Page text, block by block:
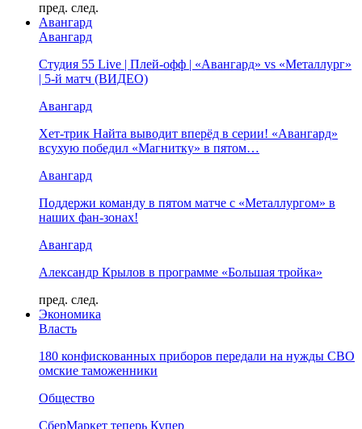
пред. след.
Авангард
Авангард
Студия 55 Live | Плей-офф | «Авангард» vs «Металлург»
| 5-й матч (ВИДЕО)
Авангард
Хет-трик Найта выводит вперёд в серии! «Авангард»
всухую победил «Магнитку» в пятом…
Авангард
Поддержи команду в пятом матче с «Металлургом» в
наших фан-зонах!
Авангард
Александр Крылов в программе «Большая тройка»
пред. след.
Экономика
Власть
180 конфискованных приборов передали на нужды СВО
омские таможенники
Общество
СберМаркет теперь Купер